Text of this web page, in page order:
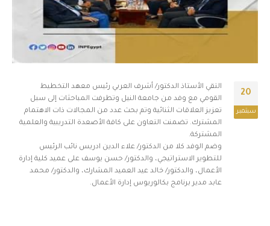
20
سبتمبر
التقي الأستاذ الدكتور/ أشرف العربي رئيس معهد التخطيط
القومي مع وفد من جامعة النيل وتطرفت المباحثات إلى سبل
تعزيز العلاقات الثنائية وتم بحث عدد من المجالات ذات الاهتمام
المشترك. تضمنت التعاون على كافة الأصعدة التدريبية والعلمية
المشتركة.
وضم الوفد كلا من الدكتور/ علاء الدين ادريس نائب الرئيس
للتطوير الاستراتيجي، والدكتور/ حسن يوسف على عميد كلية إدارة
الأعمال، والدكتور/ خالد عيد العميد المشارك، والدكتور/ محمد
عابد مدير برنامج بكالوريوس إدارة الأعمال.